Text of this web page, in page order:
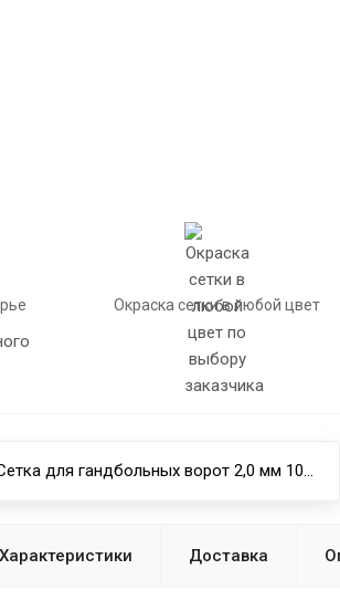
Окраска сетки в любой цвет
Сетка для гандбольных ворот 2,0 мм 100х100 мм 2х3х1 м
Характеристики Доставка